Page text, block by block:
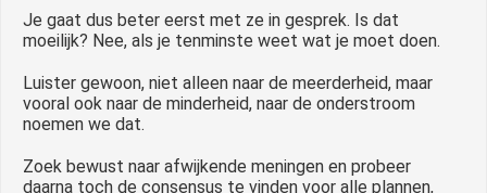
Je gaat dus beter eerst met ze in gesprek. Is dat
moeilijk? Nee, als je tenminste weet wat je moet doen.
Luister gewoon, niet alleen naar de meerderheid, maar
vooral ook naar de minderheid, naar de onderstroom
noemen we dat.
Zoek bewust naar afwijkende meningen en probeer
daarna toch de consensus te vinden voor alle plannen,